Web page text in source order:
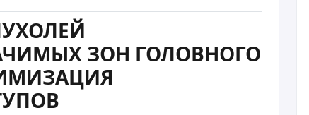
ЗОН ГОЛОВНОГО